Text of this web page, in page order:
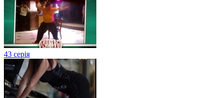
43 серія